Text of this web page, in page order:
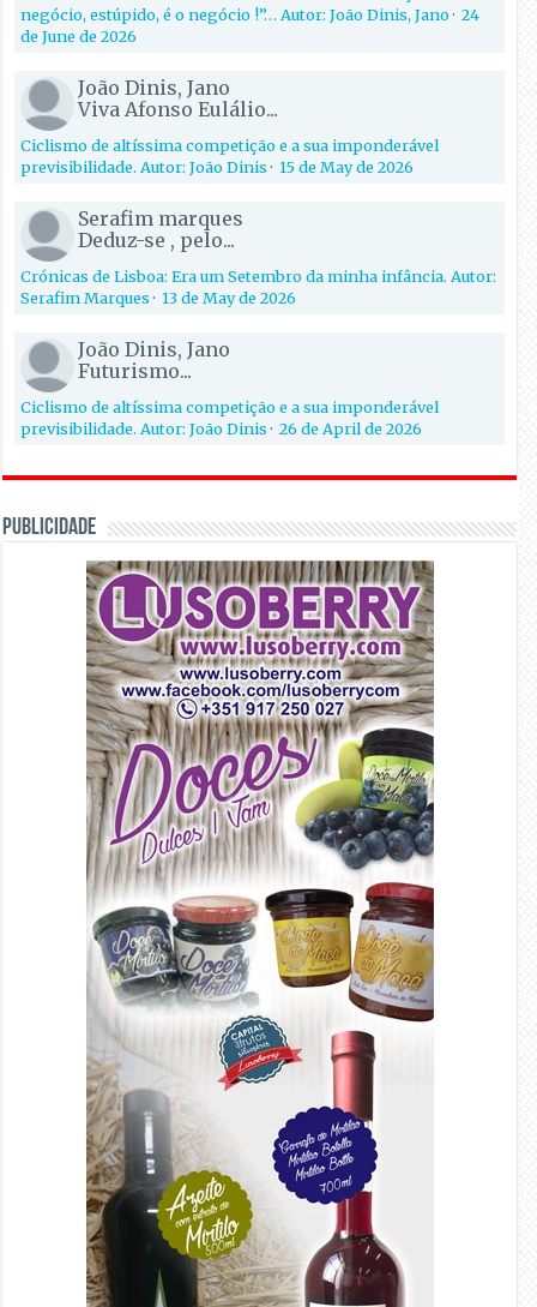
negócio, estúpido, é o negócio !”… Autor: João Dinis, Jano·24
de June de 2026
João Dinis, Jano
Viva Afonso Eulálio...
Ciclismo de altíssima competição e a sua imponderável
previsibilidade. Autor: João Dinis·15 de May de 2026
Serafim marques
Deduz-se , pelo...
Crónicas de Lisboa: Era um Setembro da minha infância. Autor:
Serafim Marques·13 de May de 2026
João Dinis, Jano
Futurismo...
Ciclismo de altíssima competição e a sua imponderável
previsibilidade. Autor: João Dinis·26 de April de 2026
PUBLICIDADE